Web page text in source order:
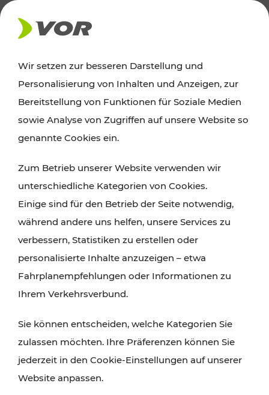
AKTUELLES
Ausflugstipps
Wien, Niederösterreich und das Burgenland
Wanderungen, Kultur und Gastronomie,
Radtouren oder purer Naturgenuss – viele
Attraktionen sind mit den Ticket- und Fahrplan-
Angeboten des VOR gut und schnell erreichbar.
Wir setzen zur besseren Darstellung und
Personalisierung von Inhalten und Anzeigen, zur
Bereitstellung von Funktionen für Soziale Medien
sowie Analyse von Zugriffen auf unsere Website so
genannte Cookies ein.
Zum Betrieb unserer Website verwenden wir
unterschiedliche Kategorien von Cookies.
Einige sind für den Betrieb der Seite notwendig,
während andere uns helfen, unsere Services zu
verbessern, Statistiken zu erstellen oder
personalisierte Inhalte anzuzeigen – etwa
Fahrplanempfehlungen oder Informationen zu
Ihrem Verkehrsverbund.
Sie können entscheiden, welche Kategorien Sie
zulassen möchten. Ihre Präferenzen können Sie
jederzeit in den Cookie-Einstellungen auf unserer
Website anpassen.